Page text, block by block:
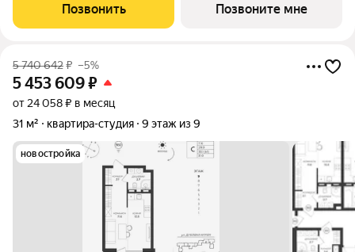
тех, кто ценит качество, эстетику и полноценную жизнь рядом
со всем необходимым. 99%
Позвонить Позвоните мне
5 740 642₽ –5%
5 453 609₽
от 24 058 ₽ в месяц
31 м²
квартира-студия 9 этаж из 9
новостройка